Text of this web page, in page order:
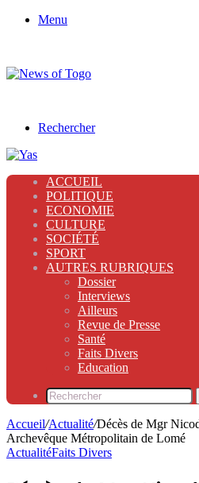
Menu
Rechercher
ACCUEIL
POLITIQUE
ECONOMIE
CULTURE
SOCIÉTÉ
SPORT
AUTRES RUBRIQUES
Dossier
Interviews
Ailleurs
Revue de Presse
Santé
Faits Divers
Education
Accueil/Actualité/Décès de Mgr
Archevêque Métropolitain de Lomé
ActualitéFaits Divers